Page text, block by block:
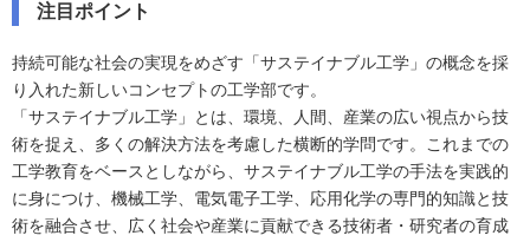
注目ポイント
持続可能な社会の実現をめざす「サステイナブル工学」の概念を採
り入れた新しいコンセプトの工学部です。
「サステイナブル工学」とは、環境、人間、産業の広い視点から技
術を捉え、多くの解決方法を考慮した横断的学問です。これまでの
工学教育をベースとしながら、サステイナブル工学の手法を実践的
に身につけ、機械工学、電気電子工学、応用化学の専門的知識と技
術を融合させ、広く社会や産業に貢献できる技術者・研究者の育成